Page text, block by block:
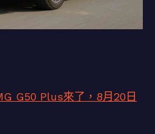
G50 Plus來了，8月20日